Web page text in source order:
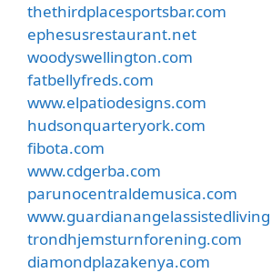
thethirdplacesportsbar.com
ephesusrestaurant.net
woodyswellington.com
fatbellyfreds.com
www.elpatiodesigns.com
hudsonquarteryork.com
fibota.com
www.cdgerba.com
parunocentraldemusica.com
trondhjemsturnforening.com
diamondplazakenya.com